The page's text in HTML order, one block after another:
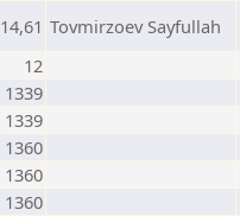
14,61 Tovmirzoev Sayfullah
12
1339
1339
1360
1360
1360